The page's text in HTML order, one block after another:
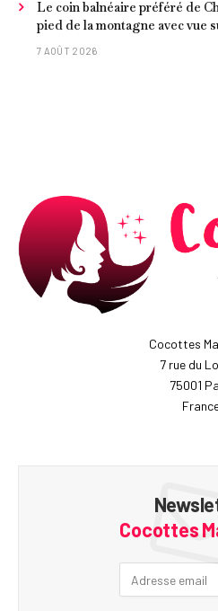
Le coin balnéaire préféré de
pied de la montagne avec vue
poisson et criques isolées
7 AOÛT 2026
Cocottes
7 rue du
75001
Cocottes